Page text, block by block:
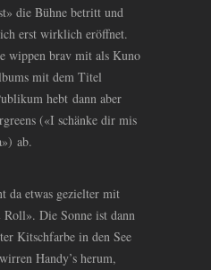
die Bühne betritt und
erst wirklich eröffnet.
wippen brav mit als Kuno
mit dem Titel
hebt dann aber
(«I schänke dir mis
ab.
da etwas gezielter mit
Roll». Die Sonne ist dann
Kitschfarbe in den See
Handy’s herum,